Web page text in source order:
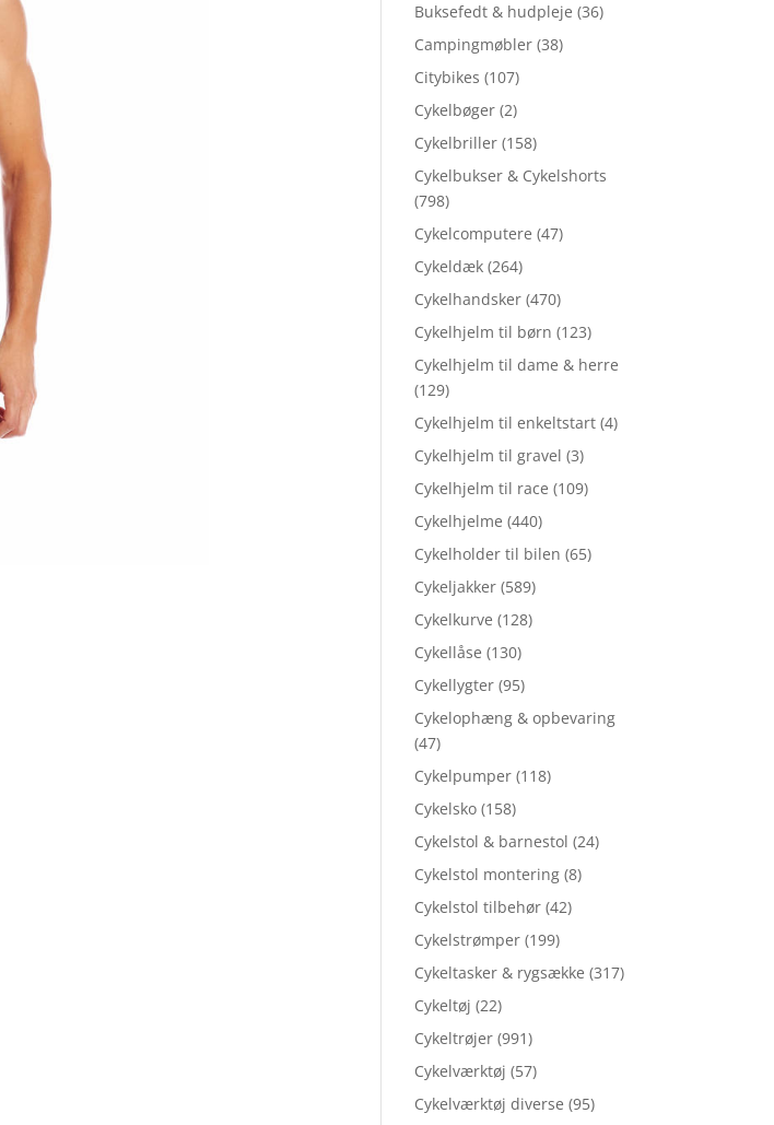
Buksefedt & hudpleje (36)
Campingmøbler (38)
Citybikes (107)
Cykelbøger (2)
Cykelbriller (158)
Cykelbukser & Cykelshorts
(798)
Cykelcomputere (47)
Cykeldæk (264)
Cykelhandsker (470)
Cykelhjelm til børn (123)
Cykelhjelm til dame & herre
(129)
Cykelhjelm til enkeltstart (4)
Cykelhjelm til gravel (3)
Cykelhjelm til race (109)
Cykelhjelme (440)
Cykelholder til bilen (65)
Cykeljakker (589)
Cykelkurve (128)
Cykellåse (130)
Cykellygter (95)
Cykelophæng & opbevaring
(47)
Cykelpumper (118)
Cykelsko (158)
Cykelstol & barnestol (24)
Cykelstol montering (8)
Cykelstol tilbehør (42)
Cykelstrømper (199)
Cykeltasker & rygsække (317)
Cykeltøj (22)
Cykeltrøjer (991)
Cykelværktøj (57)
Cykelværktøj diverse (95)